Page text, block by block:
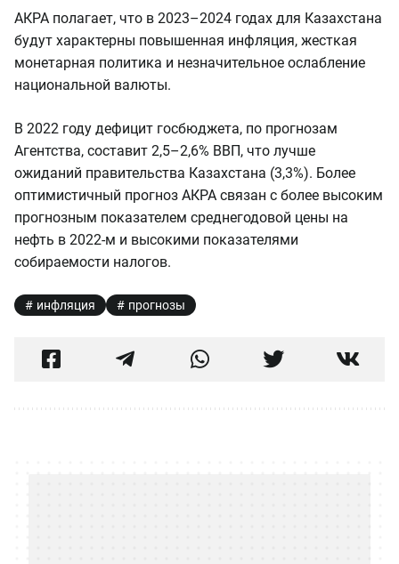
АКРА полагает, что в 2023–2024 годах для Казахстана
будут характерны повышенная инфляция, жесткая
монетарная политика и незначительное ослабление
национальной валюты.
В 2022 году дефицит госбюджета, по прогнозам
Агентства, составит 2,5–2,6% ВВП, что лучше
ожиданий правительства Казахстана (3,3%). Более
оптимистичный прогноз АКРА связан с более высоким
прогнозным показателем среднегодовой цены на
нефть в 2022-м и высокими показателями
собираемости налогов.
инфляция прогнозы